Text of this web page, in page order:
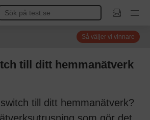
Så väljer vi vinnare
till ditt hemmanätverk
till ditt hemmanätverk?